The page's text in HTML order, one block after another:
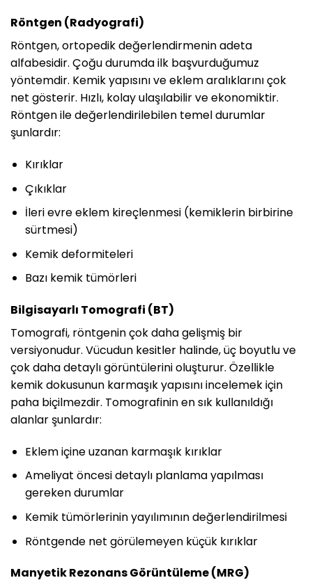
Röntgen (Radyografi)
Röntgen, ortopedik değerlendirmenin adeta
alfabesidir. Çoğu durumda ilk başvurduğumuz
yöntemdir. Kemik yapısını ve eklem aralıklarını çok
net gösterir. Hızlı, kolay ulaşılabilir ve ekonomiktir.
Röntgen ile değerlendirilebilen temel durumlar
şunlardır:
Kırıklar
Çıkıklar
İleri evre eklem kireçlenmesi (kemiklerin birbirine
sürtmesi)
Kemik deformiteleri
Bazı kemik tümörleri
Bilgisayarlı Tomografi (BT)
Tomografi, röntgenin çok daha gelişmiş bir
versiyonudur. Vücudun kesitler halinde, üç boyutlu ve
çok daha detaylı görüntülerini oluşturur. Özellikle
kemik dokusunun karmaşık yapısını incelemek için
paha biçilmezdir. Tomografinin en sık kullanıldığı
alanlar şunlardır:
Eklem içine uzanan karmaşık kırıklar
Ameliyat öncesi detaylı planlama yapılması
gereken durumlar
Kemik tümörlerinin yayılımının değerlendirilmesi
Röntgende net görülemeyen küçük kırıklar
Manyetik Rezonans Görüntüleme (MRG)